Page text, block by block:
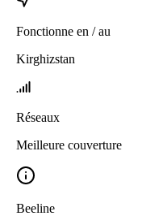
Fonctionne en / au
Kirghizstan
Réseaux
Meilleure couverture
Beeline